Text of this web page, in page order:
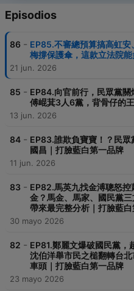
Episodios
86 - EP85.不審總預算搞高虹
梅撐保護傘，這款立法院
21 jun. 2026
85 - EP84.向官前行，民眾黨關
傅崐萁3人6黨，背骨仔的
13 jun. 2026
84 - EP83.誰欺負寶寶！？民
國昌｜打臉藍白第一品牌
11 jun. 2026
83 - EP82.馬英九找金溥聰怒
金？馬金、馬家、國民黨
帶來最完整分析｜打臉藍
30 mayo 2026
82 - EP81.鄭麗文爆破國民黨，
沈伯洋舉市民之槌翻轉台
車頭｜打臉藍白第一品牌
23 mayo 2026